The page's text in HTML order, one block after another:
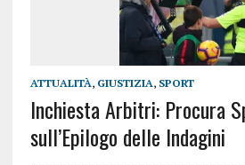
ATTUALITÀ, GIUSTIZIA, SPORT
Inchiesta Arbitri: Procura
sull’Epilogo delle Indagini